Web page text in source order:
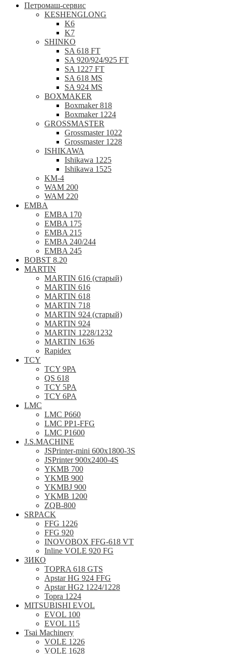
Петромаш-сервис
KESHENGLONG
K6
K7
SHINKO
SA 618 FT
SA 920/924/925 FT
SA 1227 FT
SA 618 MS
SA 924 MS
BOXMAKER
Boxmaker 818
Boxmaker 1224
GROSSMASTER
Grossmaster 1022
Grossmaster 1228
ISHIKAWA
Ishikawa 1225
Ishikawa 1525
KM-4
WAM 200
WAM 220
EMBA
EMBA 170
EMBA 175
EMBA 215
EMBA 240/244
EMBA 245
BOBST 8.20
MARTIN
MARTIN 616 (старый)
MARTIN 616
MARTIN 618
MARTIN 718
MARTIN 924 (старый)
MARTIN 924
MARTIN 1228/1232
MARTIN 1636
Rapidex
TCY
TCY 9РА
QS 618
TCY 5PA
TCY 6PA
LMC
LMC P660
LMC PP1-FFG
LMC P1600
J.S.MACHINE
JSPrinter-mini 600x1800-3S
JSPrinter 900x2400-4S
YKMB 700
YKMB 900
YKMBJ 900
YKMB 1200
ZQB-800
SRPACK
FFG 1226
FFG 920
INOVOBOX FFG-618 VT
Inline VOLE 920 FG
ЗИКО
TOPRA 618 GTS
Apstar HG 924 FFG
Apstar HG2 1224/1228
Topra 1224
MITSUBISHI EVOL
EVOL 100
EVOL 115
Tsai Machinery
VOLE 1226
VOLE 1628